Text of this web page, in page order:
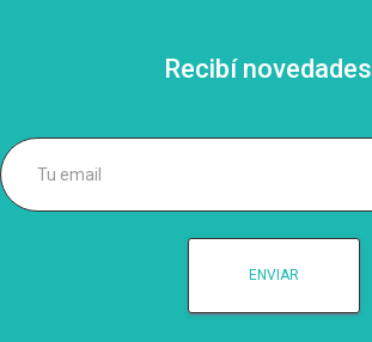
Recibí novedades